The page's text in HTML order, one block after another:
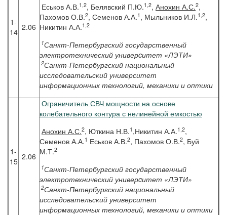
1-
14 2.06
Еськов А.В.1,2, Белявский П.Ю.1,2, Анохин А.С.2,
Пахомов О.В.2, Семенов А.А.1 , Мыльников И.Л.1,2,
Никитин А.А.1,2
1Санкт-Петербургский государственный
электротехнический универcитет «ЛЭТИ»
2Санкт-Петербургский национальный
исследовательский университет
информационных технологий, механики и оптики
1-
15 2.06
Ограничитель СВЧ мощности на основе
колебательного контура с нелинейной емкостью
Анохин А.С.2, Юткина Н.В.1 ,Никитин А.А.1,2,
Семенов А.А.1 Еськов А.В.2, Пахомов О.В.2, Буй
М.Т.2
1Санкт-Петербургский государственный
электротехнический универcитет «ЛЭТИ»
2Санкт-Петербургский национальный
исследовательский университет
информационных технологий, механики и оптики